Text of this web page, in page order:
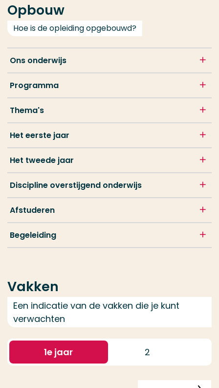
Opbouw
Hoe is de opleiding opgebouwd?
Ons onderwijs
Programma
Thema's
Het eerste jaar
Het tweede jaar
Discipline overstijgend onderwijs
Afstuderen
Begeleiding
Vakken
Een indicatie van de vakken die je kunt
verwachten
1e jaar 2